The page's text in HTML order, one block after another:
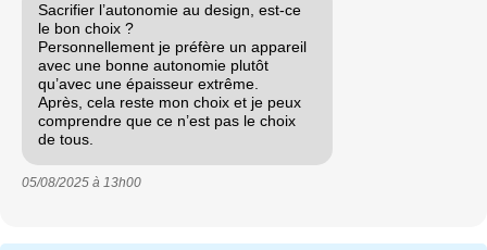
Sacrifier l’autonomie au design, est-ce
le bon choix ?
Personnellement je préfère un appareil
avec une bonne autonomie plutôt
qu’avec une épaisseur extrême.
Après, cela reste mon choix et je peux
comprendre que ce n’est pas le choix
de tous.
05/08/2025 à 13h00